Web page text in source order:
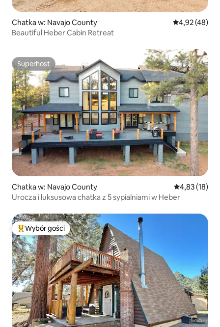
Chatka w: Navajo County Średnia
4,92 (48)
Beautiful Heber Cabin Retreat
Superhost
Superhost
Chatka w: Navajo County Średnia
4,83 (18)
Urocza i luksusowa chatka z 5 sypialniami w Heber
Najpopularniejsze z kategorii Wybór gości
Wybór gości